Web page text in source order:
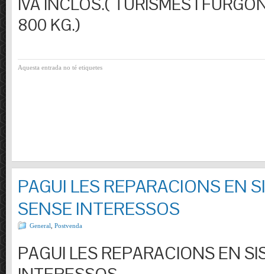
IVA INCLÒS.( TURISMES I
800 KG.)
Aquesta entrada no té etiquetes
PAGUI LES REPARACIONS EN
SENSE INTERESSOS
General Postvenda
PAGUI LES REPARACIONS EN